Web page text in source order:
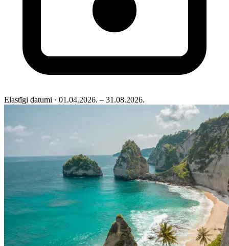
Elastīgi datumi · 01.04.2026. – 31.08.2026.